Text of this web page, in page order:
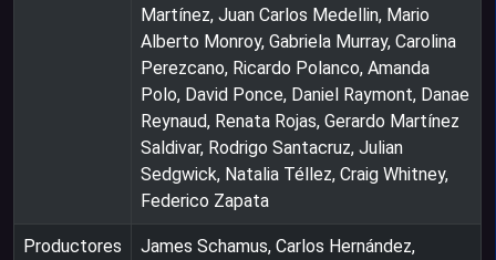
Martínez, Juan Carlos Medellin, Mario
Alberto Monroy, Gabriela Murray, Carolina
Perezcano, Ricardo Polanco, Amanda
Polo, David Ponce, Daniel Raymont, Danae
Reynaud, Renata Rojas, Gerardo Martínez
Saldivar, Rodrigo Santacruz, Julian
Sedgwick, Natalia Téllez, Craig Whitney,
Federico Zapata
Productores
James Schamus, Carlos Hernández,